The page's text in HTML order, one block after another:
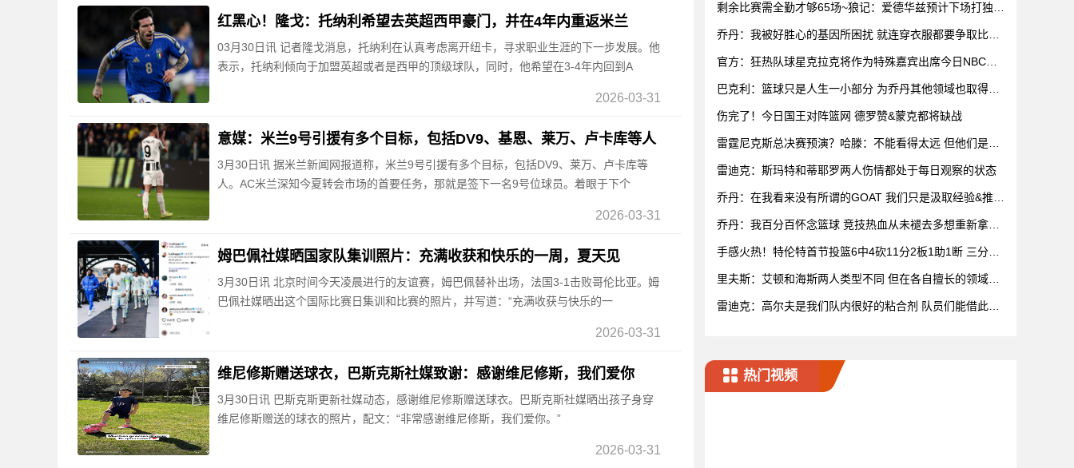
红黑心！隆戈：托纳利希望去英超西甲豪门，并在4年内重返米兰
03月30日讯 记者隆戈消息，托纳利在认真考虑离开纽卡，寻求职业生涯的下一步发展。他
表示，托纳利倾向于加盟英超或者是西甲的顶级球队，同时，他希望在3-4年内回到A
2026-03-31
意媒：米兰9号引援有多个目标，包括DV9、基恩、莱万、卢卡库等人
3月30日讯 据米兰新闻网报道称，米兰9号引援有多个目标，包括DV9、莱万、卢卡库等
人。AC米兰深知今夏转会市场的首要任务，那就是签下一名9号位球员。着眼于下个
2026-03-31
姆巴佩社媒晒国家队集训照片：充满收获和快乐的一周，夏天见
3月30日讯 北京时间今天凌晨进行的友谊赛，姆巴佩替补出场，法国3-1击败哥伦比亚。姆
巴佩社媒晒出这个国际比赛日集训和比赛的照片，并写道：“充满收获与快乐的一
2026-03-31
维尼修斯赠送球衣，巴斯克斯社媒致谢：感谢维尼修斯，我们爱你
3月30日讯 巴斯克斯更新社媒动态，感谢维尼修斯赠送球衣。巴斯克斯社媒晒出孩子身穿
维尼修斯赠送的球衣的照片，配文：“非常感谢维尼修斯，我们爱你。”
2026-03-31
剩余比赛需全勤才够65场~狼记：爱德华兹预计下场打独行
乔丹：我被好胜心的基因所困扰 就连穿衣服都要争取比妻
官方：狂热队球星克拉克将作为特殊嘉宾出席今日NBC赛
巴克利：篮球只是人生一小部分 为乔丹其他领域也取得成
伤完了！今日国王对阵篮网 德罗赞&蒙克都将缺战
雷霆尼克斯总决赛预演？哈滕：不能看得太远 但他们是支
雷迪克：斯玛特和蒂耶罗两人伤情都处于每日观察的状态
乔丹：在我看来没有所谓的GOAT 我们只是汲取经验&推动
乔丹：我百分百怀念篮球 竞技热血从未褪去多想重新拿球
手感火热！特伦特首节投篮6中4砍11分2板1助1断 三分5
里夫斯：艾顿和海斯两人类型不同 但在各自擅长的领域都
雷迪克：高尔夫是我们队内很好的粘合剂 队员们能借此尽
热门视频